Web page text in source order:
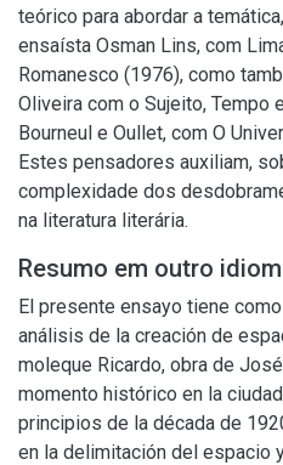
teórico para abordar a
ensaísta Osman Lins, com
Romanesco (1976), como
Oliveira com o Sujeito, Tempo
Bourneul e Oullet, com O
Estes pensadores auxiliam,
complexidade dos
na literatura literária.
Resumo em outro
El presente ensayo tiene
análisis de la creación de
moleque Ricardo, obra de
momento histórico en la
principios de la década de
en la delimitación del espacio